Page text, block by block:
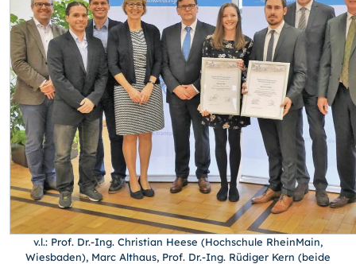
v.l.: Prof. Dr.-Ing. Christian Heese (Hochschule RheinMain,
Wiesbaden), Marc Althaus, Prof. Dr.-Ing. Rüdiger Kern (beide